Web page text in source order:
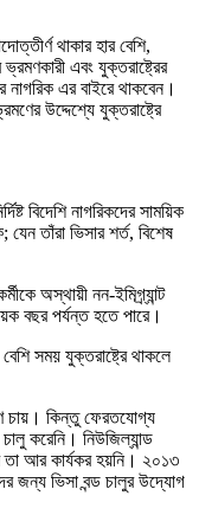
থাকার হার বেশি,
এবং যুক্তরাষ্ট্রের
নাগরিক এর বাইরে থাকবেন।
উদ্দেশ্যে যুক্তরাষ্ট্রে
বিদেশি নাগরিকদের সাময়িক
তাঁরা ভিসার শর্ত, বিশেষ
অস্থায়ী নন-ইমিগ্র্যান্ট
বছর পর্যন্ত হতে পারে।
সময় যুক্তরাষ্ট্রে থাকলে
চায়। কিন্তু ফেরতযোগ্য
করেনি। নিউজিল্যান্ড
তা আর কার্যকর হয়নি। ২০১৩
জন্য ভিসা বন্ড চালুর উদ্যোগ